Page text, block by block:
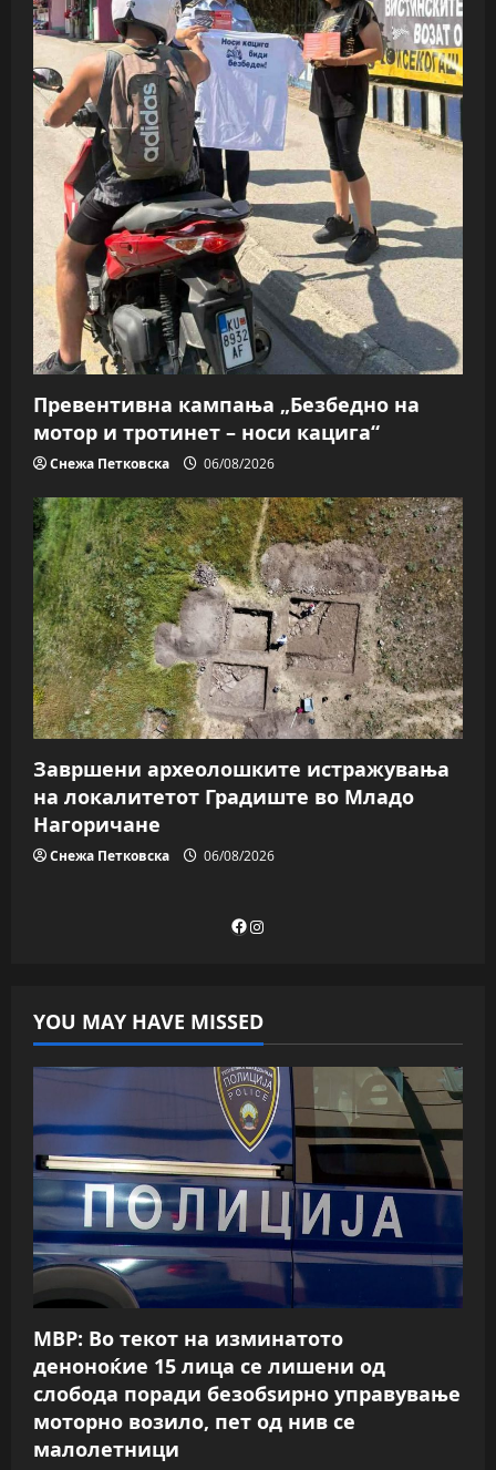
Превентивна кампања „Безбедно на
мотор и тротинет – носи кацига“
Снежа Петковска 06/08/2026
Завршени археолошките истражувања
на локалитетот Градиште во Младо
Нагоричане
Снежа Петковска 06/08/2026
Facebook
Instagram
YOU MAY HAVE MISSED
МВР: Во текот на изминатото
деноноќие 15 лица се лишени од
слобода поради безобѕирно управување
моторно возило, пет од нив се
малолетници